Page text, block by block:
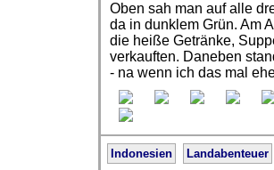
Oben sah man auf alle
da in dunklem Grün. Am
die heiße Getränke,
verkauften. Daneben
- na wenn ich das mal
Indonesien Landabenteuer